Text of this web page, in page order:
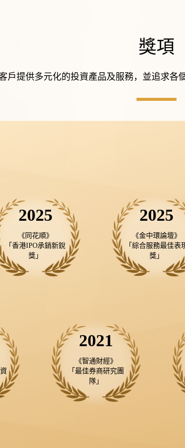
獎項
戶提供多元化的投資產品及服務，並追求
2025
《同花順》
「香港IPO承銷新銳
獎」
2025
《金中環論壇》
「綜合服務最佳表
獎」
2021
《智通財經》
「最佳券商研究團
隊」